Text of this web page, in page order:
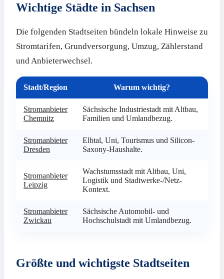
Wichtige Städte in Sachsen
Die folgenden Stadtseiten bündeln lokale Hinweise zu
Stromtarifen, Grundversorgung, Umzug, Zählerstand
und Anbieterwechsel.
Stadt/Region Warum wichtig?
Stromanbieter
Chemnitz
Sächsische Industriestadt mit Altbau,
Familien und Umlandbezug.
Stromanbieter
Dresden
Elbtal, Uni, Tourismus und Silicon-
Saxony-Haushalte.
Stromanbieter
Leipzig
Wachstumsstadt mit Altbau, Uni,
Logistik und Stadtwerke-/Netz-
Kontext.
Stromanbieter
Zwickau
Sächsische Automobil- und
Hochschulstadt mit Umlandbezug.
Größte und wichtigste Stadtseiten